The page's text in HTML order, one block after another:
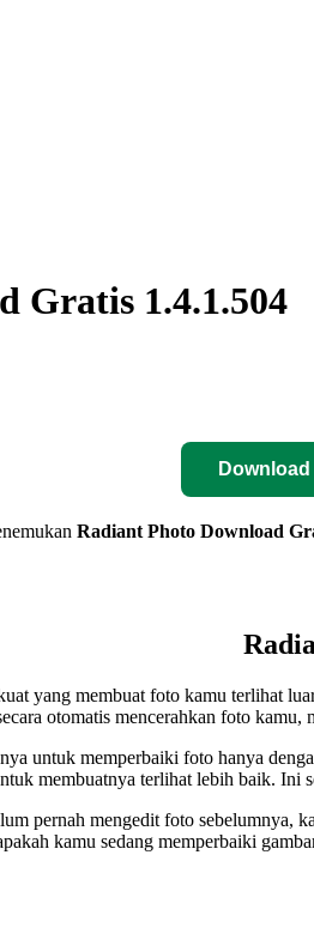
Gratis 1.4.1.504
Radiant Photo Download
yang membuat foto kamu terlihat
otomatis mencerahkan foto
untuk memperbaiki foto hanya
membuatnya terlihat lebih baik.
pernah mengedit foto sebelumnya,
kamu sedang memperbaiki